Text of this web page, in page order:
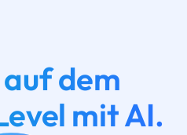
dem
mit AI.